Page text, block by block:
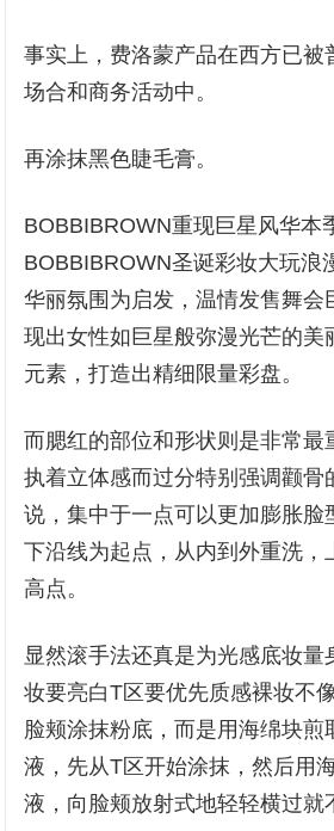
事实上，费洛蒙产品在西方已被
场合和商务活动中。
再涂抹黑色睫毛膏。
BOBBIBROWN重现巨星风华本
BOBBIBROWN圣诞彩妆大玩浪
华丽氛围为启发，温情发售舞会
现出女性如巨星般弥漫光芒的美
元素，打造出精细限量彩盘。
而腮红的部位和形状则是非常最
执着立体感而过分特别强调颧骨
说，集中于一点可以更加膨胀脸
下沿线为起点，从内到外重洗，
高点。
显然滚手法还真是为光感底妆量
妆要亮白T区要优先质感裸妆不
脸颊涂抹粉底，而是用海绵块煎
液，先从T区开始涂抹，然后用
液，向脸颊放射式地轻轻横过就